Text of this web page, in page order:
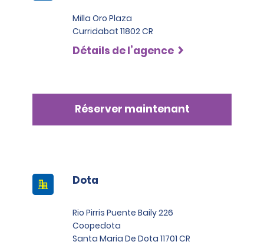
Milla Oro Plaza
Curridabat 11802 CR
Détails de l’agence
Réserver maintenant
Dota
Rio Pirris Puente Baily 226
Coopedota
Santa Maria De Dota 11701 CR